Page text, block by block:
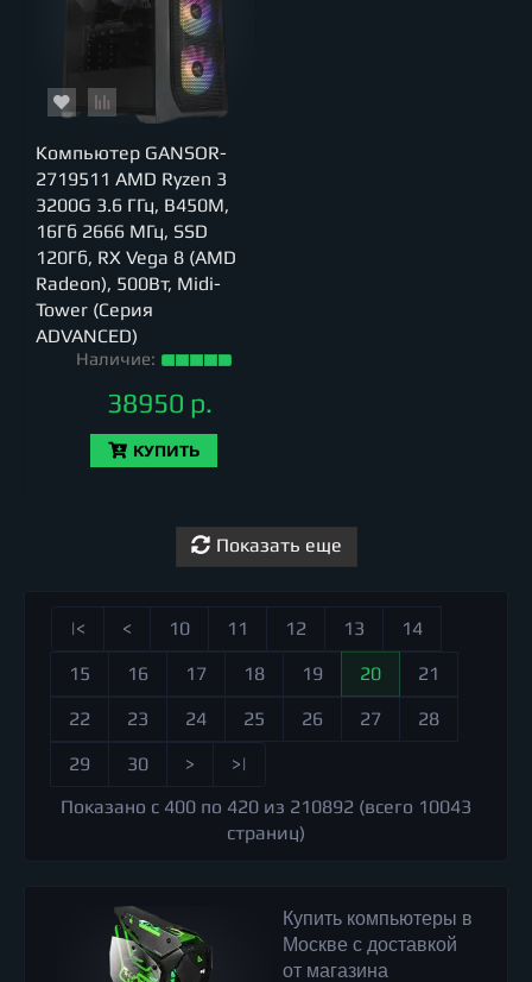
Компьютер GANSOR-
2719511 AMD Ryzen 3
3200G 3.6 ГГц, B450M,
16Гб 2666 МГц, SSD
120Гб, RX Vega 8 (AMD
Radeon), 500Вт, Midi-
Tower (Серия
ADVANCED)
Наличие:
38950 р.
КУПИТЬ
Показать еще
|< < 10 11 12 13
14
15
16 17 18 19 20
21
22
23 24 25 26 27
28
29
30 >
>|
Показано с 400 по 420 из 210892 (всего 10043
страниц)
Купить компьютеры в
Москве с доставкой
от магазина